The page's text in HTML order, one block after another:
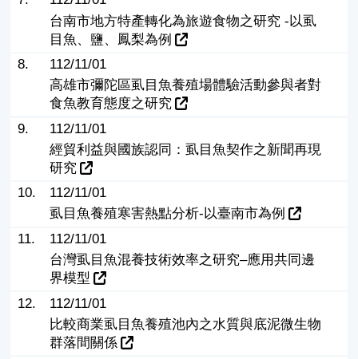
台南市地方特產轉化為旅遊食物之研究 -以虱
目魚、鹽、鳳梨為例
8.
112/11/01
高雄市彌陀區虱目魚養殖場體驗活動參與者對
食魚教育態度之研究
9.
112/11/01
經貿利益與國族認同：虱目魚契作之新聞再現
研究
10.
112/11/01
虱目魚養殖寒害熱點分析-以臺南市為例
11.
112/11/01
台灣虱目魚混養技術效率之研究–應用共同邊
界模型
12.
112/11/01
比較商業虱目魚養殖池內之水質與底泥微生物
群落間關係